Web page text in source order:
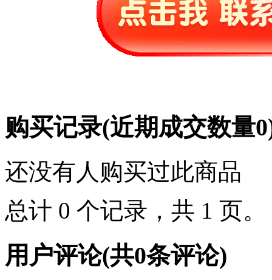
购买记录(近期成交数量0
还没有人购买过此商品
总计 0 个记录，共 1 页。
用户评论(共0条评论)